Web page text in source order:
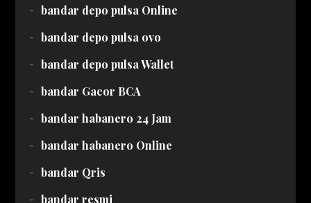
bandar depo pulsa Online
bandar depo pulsa ovo
bandar depo pulsa Wallet
bandar Gacor BCA
bandar habanero 24 Jam
bandar habanero Online
bandar Qris
bandar resmi